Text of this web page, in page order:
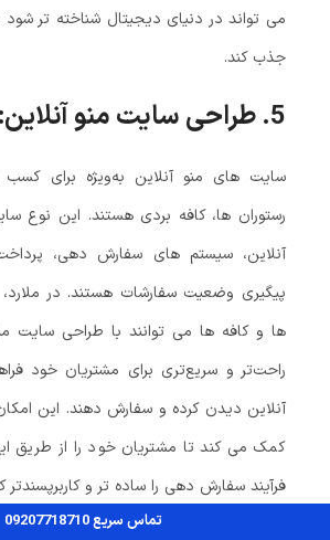
می‌ تواند در دنیای دیجیتال شناخته‌ تر
جذب کند.
5. طراحی سایت منو آنلاین:
سایت‌ های منو آنلاین به‌ویژه برای کسب‌
رستوران‌ ها، کافه‌ بردی هستند. این نوع
آنلاین، سیستم‌ های سفارش‌ دهی،
پیگیری وضعیت سفارشات هستند. در ملارد،
ها و کافه‌ ها می‌ توانند با طراحی سایت
راحت‌تر و سریع‌تری برای مشتریان خود
آنلاین دیدن کرده و سفارش دهند. این
کمک می‌ کند تا مشتریان خود را از طریق
فرآیند سفارش‌ دهی را ساده‌ تر و کاربرپسندتر
تماس سریع 09207718710